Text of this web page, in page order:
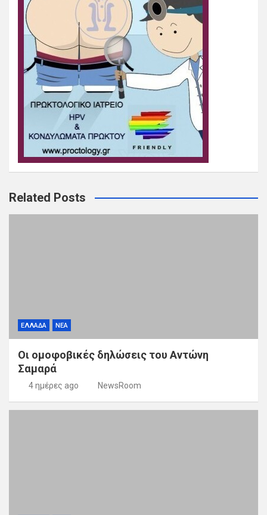
Related Posts
ΕΛΛΑΔΑ ΝΕΑ
Οι ομοφοβικές δηλώσεις του Αντώνη
Σαμαρά
4 ημέρες ago NewsRoom